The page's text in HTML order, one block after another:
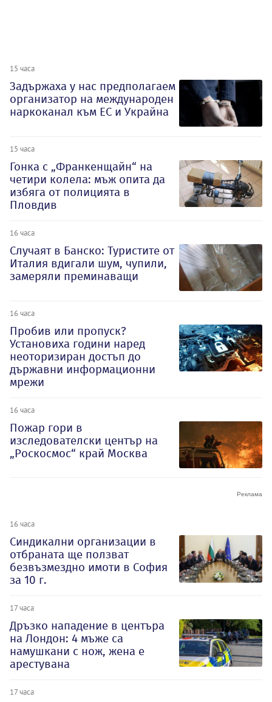
15 часа
Задържаха у нас предполагаем
организатор на международен
наркоканал към ЕС и Украйна
15 часа
Гонка с „Франкенщайн“ на
четири колела: мъж опита да
избяга от полицията в
Пловдив
16 часа
Случаят в Банско: Туристите от
Италия вдигали шум, чупили,
замеряли преминаващи
16 часа
Пробив или пропуск?
Установиха години наред
неоторизиран достъп до
държавни информационни
мрежи
16 часа
Пожар гори в
изследователски център на
„Роскосмос“ край Москва
16 часа
Синдикални организации в
отбраната ще ползват
безвъзмездно имоти в София
за 10 г.
17 часа
Дръзко нападение в центъра
на Лондон: 4 мъже са
намушкани с нож, жена е
арестувана
17 часа